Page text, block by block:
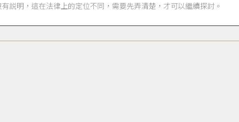
説明，這在法律上的定位不同，需要先弄清楚，才可以繼續探討。